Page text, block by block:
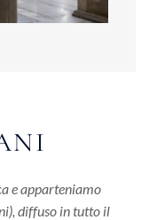
e apparteniamo
diffuso in tutto il